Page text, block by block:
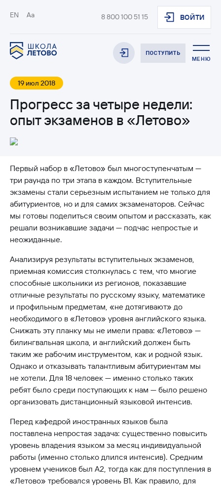
EN Aa 8 800 100 51 15 ВОЙТИ
ПОСТУПИТЬ
МЕНЮ
19 июл 2018
Прогресс за четыре недели:
опыт экзаменов в «Летово»
Первый набор в «Летово» был многоступенчатым —
три раунда по три этапа в каждом. Вступительные
экзамены стали серьезным испытанием не только для
абитуриентов, но и для самих экзаменаторов. Сейчас
мы готовы поделиться своим опытом и рассказать, как
решали возникавшие задачи — подчас непростые и
неожиданные.
Анализируя результаты вступительных экзаменов,
приемная комиссия столкнулась с тем, что многие
способные школьники из регионов, показавшие
отличные результаты по русскому языку, математике
и профильным предметам, «не дотягивают» до
необходимого в «Летово» уровня английского языка.
Снижать эту планку мы не имели права: «Летово» —
билингвальная школа, и английский должен быть
таким же рабочим инструментом, как и родной язык.
Однако и отказывать талантливым абитуриентам мы
не хотели. Для 18 человек — именно столько таких
ребят было среди поступающих к нам — было решено
организовать дистанционный языковой интенсив.
Перед кафедрой иностранных языков была
поставлена непростая задача: существенно повысить
уровень владения языком за месяц индивидуальной
работы (именно столько длился интенсив). Средним
уровнем учеников был А2, тогда как для поступления в
«Летово» требовался уровень В1. Как правило, для